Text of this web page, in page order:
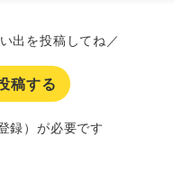
出を投稿してね／
稿する
録）が必要です